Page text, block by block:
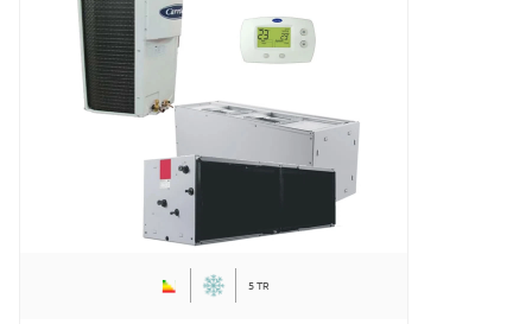
5 TR